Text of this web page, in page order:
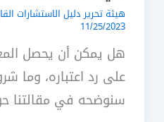
هيئة تحرير دليل الاستشارات
11/25/2023
هل يمكن أن يحصل
على رد اعتباره، وما
سنوضحه في مقالتنا